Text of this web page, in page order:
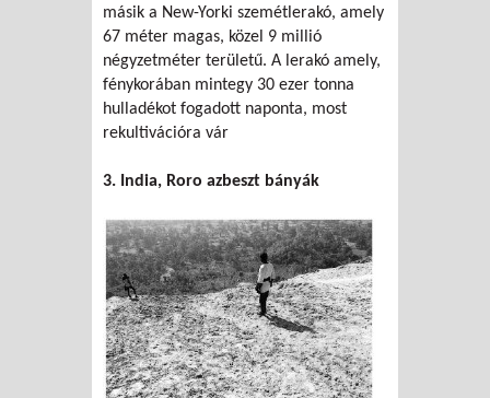
másik a New-Yorki szemétlerakó, amely
67 méter magas, közel 9 millió
négyzetméter területű. A lerakó amely,
fénykorában mintegy 30 ezer tonna
hulladékot fogadott naponta, most
rekultivációra vár
3. India, Roro azbeszt bányák